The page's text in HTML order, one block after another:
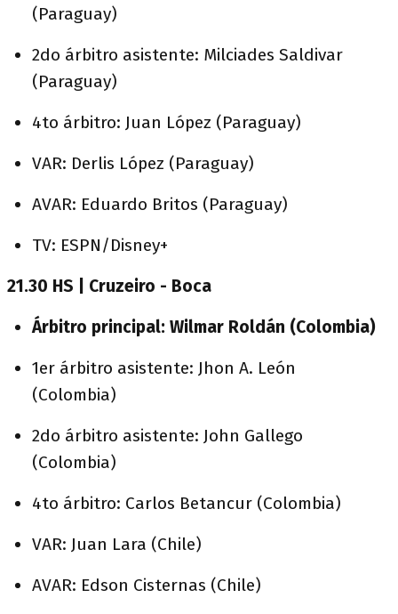
(Paraguay)
2do árbitro asistente: Milciades Saldivar
(Paraguay)
4to árbitro: Juan López (Paraguay)
VAR: Derlis López (Paraguay)
AVAR: Eduardo Britos (Paraguay)
TV: ESPN/Disney+
21.30 HS | Cruzeiro - Boca
Árbitro principal: Wilmar Roldán (Colombia)
1er árbitro asistente: Jhon A. León
(Colombia)
2do árbitro asistente: John Gallego
(Colombia)
4to árbitro: Carlos Betancur (Colombia)
VAR: Juan Lara (Chile)
AVAR: Edson Cisternas (Chile)